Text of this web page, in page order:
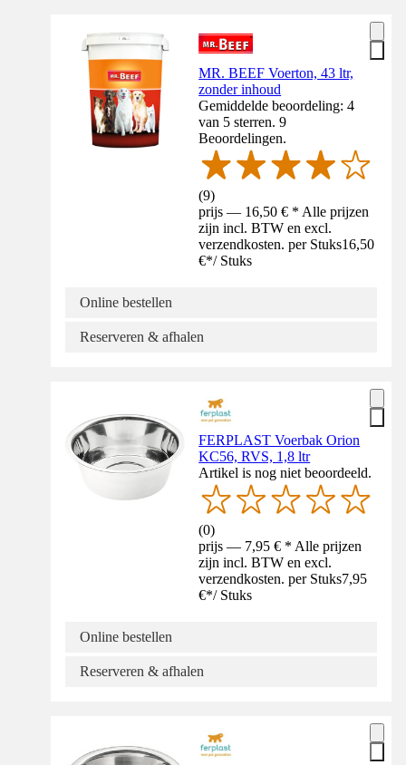
MR. BEEF Voerton, 43 ltr,
zonder inhoud
Gemiddelde beoordeling: 4
van 5 sterren. 9
Beoordelingen.
(9)
prijs — 16,50 € * Alle prijzen
zijn incl. BTW en excl.
verzendkosten. per Stuks16,50
€*/ Stuks
Online bestellen
Reserveren & afhalen
FERPLAST Voerbak Orion
KC56, RVS, 1,8 ltr
Artikel is nog niet beoordeeld.
(0)
prijs — 7,95 € * Alle prijzen
zijn incl. BTW en excl.
verzendkosten. per Stuks7,95
€*/ Stuks
Online bestellen
Reserveren & afhalen